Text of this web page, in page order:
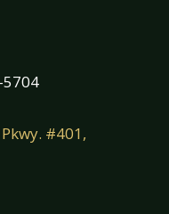
5704
#401,